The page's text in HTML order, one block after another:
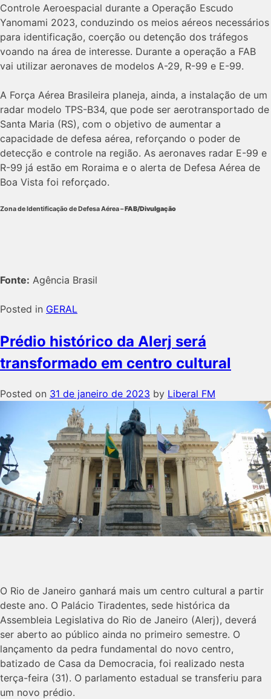
Controle Aeroespacial durante a Operação Escudo
Yanomami 2023, conduzindo os meios aéreos necessários
para identificação, coerção ou detenção dos tráfegos
voando na área de interesse. Durante a operação a FAB
vai utilizar aeronaves de modelos A-29, R-99 e E-99.
A Força Aérea Brasileira planeja, ainda, a instalação de um
radar modelo TPS-B34, que pode ser aerotransportado de
Santa Maria (RS), com o objetivo de aumentar a
capacidade de defesa aérea, reforçando o poder de
detecção e controle na região. As aeronaves radar E-99 e
R-99 já estão em Roraima e o alerta de Defesa Aérea de
Boa Vista foi reforçado.
Zona de Identificação de Defesa Aérea –FAB/Divulgação
Fonte: Agência Brasil
Posted in GERAL
Prédio histórico da Alerj será
transformado em centro cultural
Posted on 31 de janeiro de 2023 by Liberal FM
O Rio de Janeiro ganhará mais um centro cultural a partir
deste ano. O Palácio Tiradentes, sede histórica da
Assembleia Legislativa do Rio de Janeiro (Alerj), deverá
ser aberto ao público ainda no primeiro semestre. O
lançamento da pedra fundamental do novo centro,
batizado de Casa da Democracia, foi realizado nesta
terça-feira (31). O parlamento estadual se transferiu para
um novo prédio.